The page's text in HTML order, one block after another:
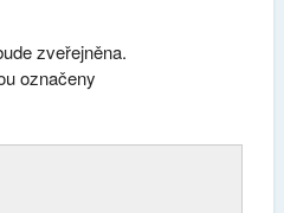
zveřejněna.
označeny